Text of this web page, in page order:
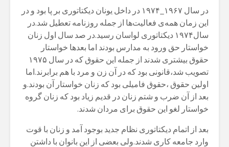
در سال ۱۹۶۷_۱۹۷۴ در داخل یونان دیکتاتوری بر پا بود و در
این زمان همه‌ی فعالیت‌ها از جمله روزنامه تعطیل شد.در
سال۱۹۷۴ دیکتاتوری لواسان رسید.در صد سال اول زنان
خواستار حق ورود به مدارس بودند اما بعدها خواستار
تصویب شد،قانونی بود که در آن زن و مرد با هم برابرند.اما
اولین حقوق ،حقوق فامیلی بود که زنان خواستار آن بودند.و
بعد از آن ضرب و شتم زنان در قدیم زیاد بود که زنان گروه
خواستار لغو این حقوق برای مردان شدند.
بعد از اتمام دیکتاتوری نظام جدید بوجود آمد و زنان با قوت
وارد جامعه کاری شدند.ولی بعضی از این بانوان با داشتن